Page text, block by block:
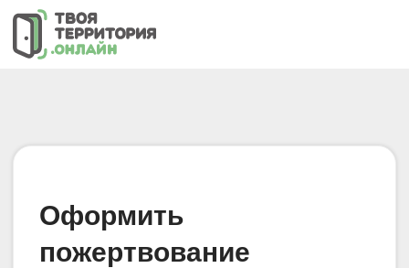
Оформить
пожертвование